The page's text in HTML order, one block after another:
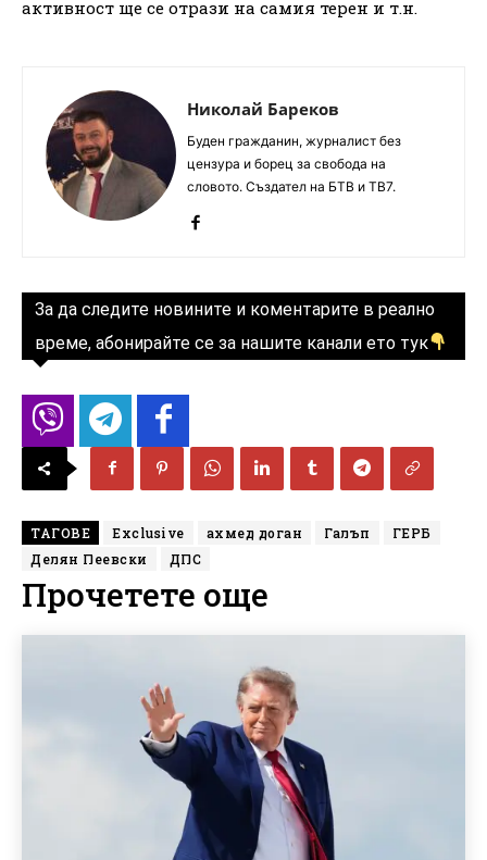
активност ще се отрази на самия терен и т.н.
Николай Бареков
Буден гражданин, журналист без
цензура и борец за свобода на
словото. Създател на БТВ и ТВ7.
За да следите новините и коментарите в реално
време, абонирайте се за нашите канали ето тук
ТАГОВЕ Exclusive ахмед доган Галъп
ГЕРБ
Делян Пеевски
ДПС
Прочетете още